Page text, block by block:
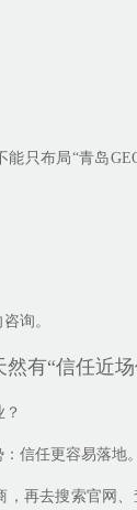
能只布局“青岛
询。
有“信任近
信任更容易落地。
再去搜索官网